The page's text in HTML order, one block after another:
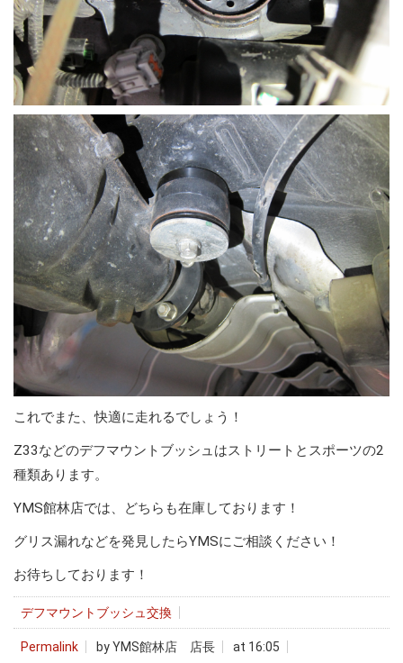
これでまた、快適に走れるでしょう！
Z33などのデフマウントブッシュはストリートとスポーツの2
種類あります。
YMS館林店では、どちらも在庫しております！
グリス漏れなどを発見したらYMSにご相談ください！
お待ちしております！
デフマウントブッシュ交換
Permalink by YMS館林店 店長 at 16:05